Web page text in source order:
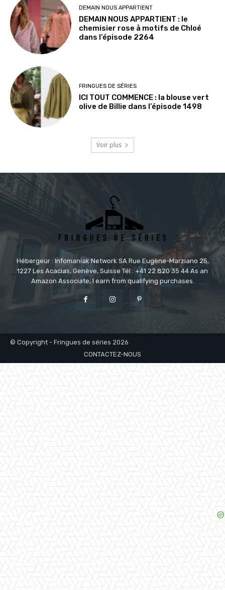
DEMAIN NOUS APPARTIENT
DEMAIN NOUS APPARTIENT : le
chemisier rose à motifs de Chloé
dans l’épisode 2264
FRINGUES DE SÉRIES
ICI TOUT COMMENCE : la blouse vert
olive de Billie dans l’épisode 1498
Voir plus
Hébergeur : Infomaniak Network SA Rue Eugène-Marziano 25,
1227 Les Acacias, Genève, Suisse Tél : +41 22 820 35 44 As an
Amazon Associate, I earn from qualifying purchases.
© Copyright - Fringues de séries 2026
CONTACTEZ-NOUS